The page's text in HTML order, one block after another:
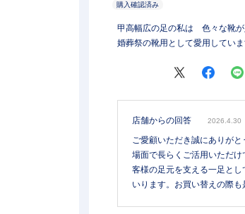
甲高幅広の足の私は 色々な靴
婚葬祭の靴用として愛用してい
店舗からの回答 2026.4.30
ご愛顧いただき誠にありが
場面で長らくご活用いただ
客様の足元を支える一足と
いります。お買い替えの際も